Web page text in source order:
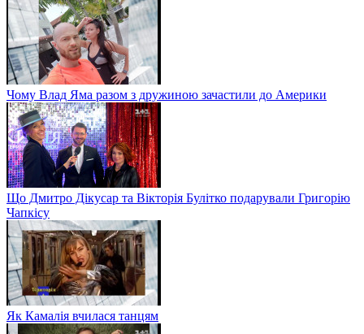
Чому Влад Яма разом з дружиною зачастили до Америки
Що Дмитро Дікусар та Вікторія Булітко подарували Григорію
Чапкісу
Як Камалія вчилася танцям